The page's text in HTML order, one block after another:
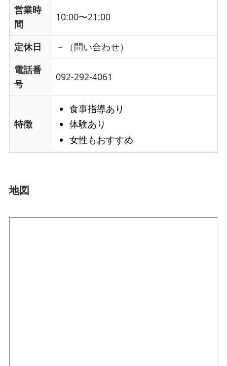
営業時
間
10:00〜21:00
定休日
－（問い合わせ）
電話番
号
092-292-4061
特徴
食事指導あり
体験あり
女性もおすすめ
地図